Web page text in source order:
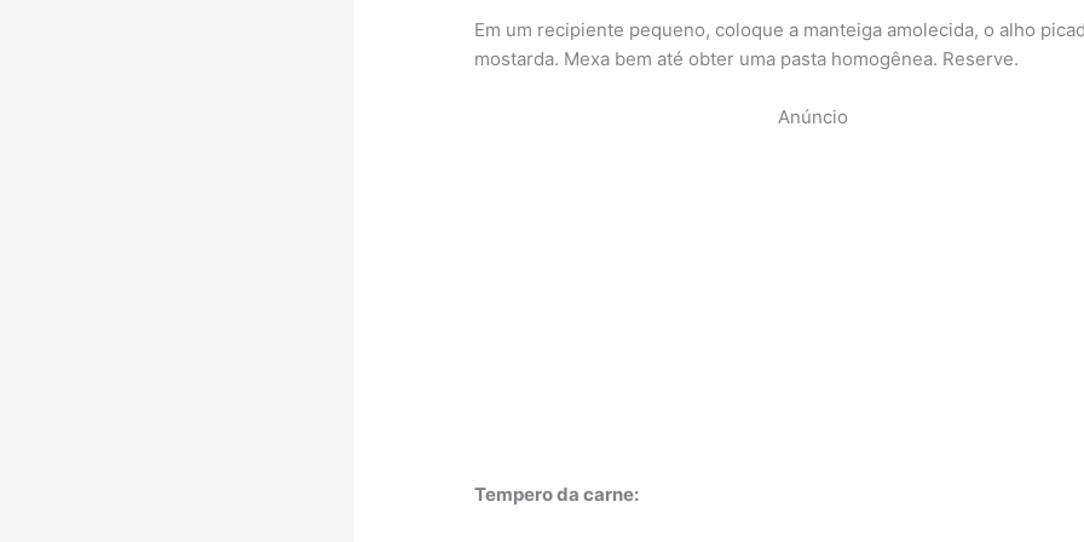
Em um recipiente pequeno, coloque a manteiga amolecida, o alho
mostarda. Mexa bem até obter uma pasta homogênea. Reserve.
Anúncio
Tempero da carne: